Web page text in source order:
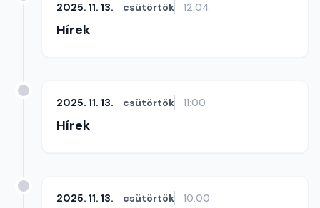
2025. 11. 13. csütörtök 12:04
Hírek
2025. 11. 13. csütörtök 11:00
Hírek
2025. 11. 13. csütörtök 10:00